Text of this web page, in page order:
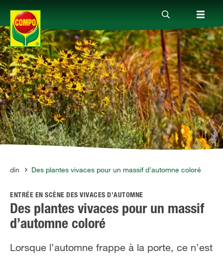
Produits
Conseil
Thèmes
Service
Qui sommes-nous?
NL FR
Des plantes vivaces pour un massif d’automne coloré
ENTRÉE EN SCÈNE DES VIVACES D’AUTOMNE
Des plantes vivaces pour un massif
d’automne coloré
Lorsque l’automne frappe à la porte, ce n’est